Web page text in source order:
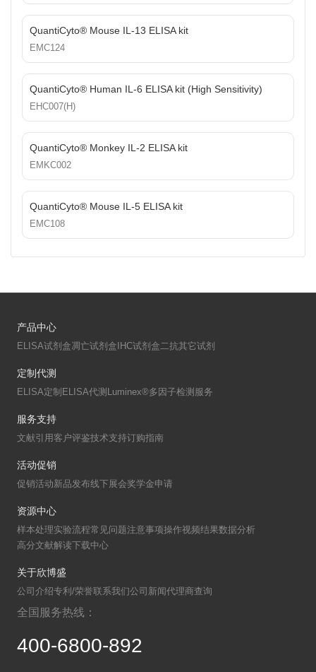
QuantiCyto® Mouse IL-13 ELISA kit
EMC124
QuantiCyto® Human IL-6 ELISA kit (High Sensitivity)
EHC007(H)
QuantiCyto® Monkey IL-2 ELISA kit
EMKC002
QuantiCyto® Mouse IL-5 ELISA kit
EMC108
产品中心
ELISA试剂盒凋亡试剂盒IHC试剂盒 二抗其它试剂
定制代测
ELISA定制ELISA代测Luminex®多因子检测服务
服务支持
文献引用客户评鉴技术支持订购指南
活动促销
促销活动新品发布线下展会奖学金申请
资源中心
样本处理实验流程常见问题注意事项操作视频结果数据分析
高分文献解读下载中心
关于欣博盛
公司介绍专利/荣誉联系我们公司新闻代理商查询
全国服务热线：
400-6800-892